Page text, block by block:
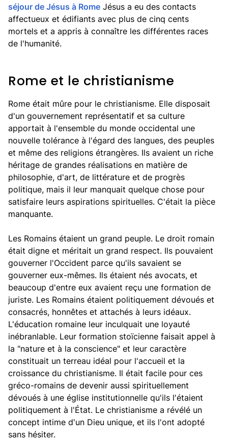
séjour de Jésus à Rome Jésus a eu des contacts
affectueux et édifiants avec plus de cinq cents
mortels et a appris à connaître les différentes races
de l'humanité.
Rome et le christianisme
Rome était mûre pour le christianisme. Elle disposait
d'un gouvernement représentatif et sa culture
apportait à l'ensemble du monde occidental une
nouvelle tolérance à l'égard des langues, des peuples
et même des religions étrangères. Ils avaient un riche
héritage de grandes réalisations en matière de
philosophie, d'art, de littérature et de progrès
politique, mais il leur manquait quelque chose pour
satisfaire leurs aspirations spirituelles. C'était la pièce
manquante.
Les Romains étaient un grand peuple. Le droit romain
était digne et méritait un grand respect. Ils pouvaient
gouverner l'Occident parce qu'ils savaient se
gouverner eux-mêmes. Ils étaient nés avocats, et
beaucoup d'entre eux avaient reçu une formation de
juriste. Les Romains étaient politiquement dévoués et
consacrés, honnêtes et attachés à leurs idéaux.
L'éducation romaine leur inculquait une loyauté
inébranlable. Leur formation stoïcienne faisait appel à
la "nature et à la conscience" et leur caractère
constituait un terreau idéal pour l'accueil et la
croissance du christianisme. Il était facile pour ces
gréco-romains de devenir aussi spirituellement
dévoués à une église institutionnelle qu'ils l'étaient
politiquement à l'État. Le christianisme a révélé un
concept intime d'un Dieu unique, et ils l'ont adopté
sans hésiter.